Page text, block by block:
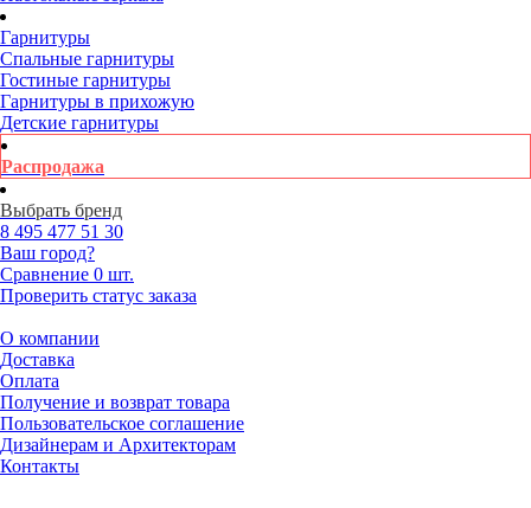
Гарнитуры
Спальные гарнитуры
Гостиные гарнитуры
Гарнитуры в прихожую
Детские гарнитуры
Распродажа
Выбрать бренд
8 495 477 51 30
Ваш город?
Сравнение 0 шт.
Проверить статус заказа
О компании
Доставка
Оплата
Получение и возврат товара
Пользовательское соглашение
Дизайнерам и Архитекторам
Контакты